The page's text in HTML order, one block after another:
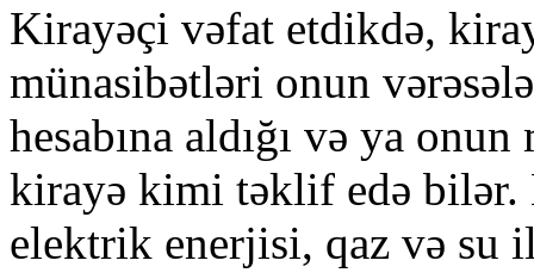
Kirayəçi vəfat etdikdə,
münasibətləri onun
hesabına aldığı və ya
kirayə kimi təklif edə
elektrik enerjisi, qaz və su